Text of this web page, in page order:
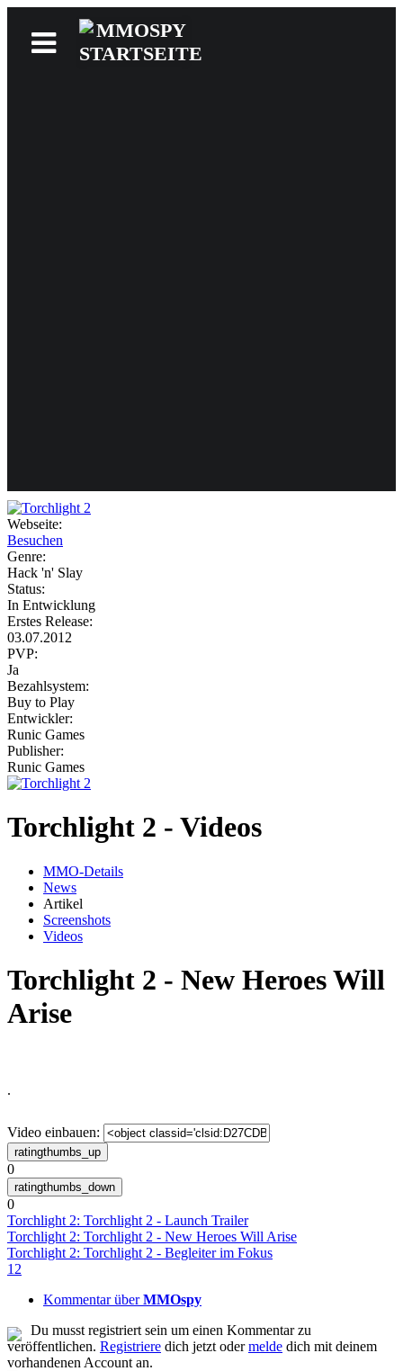
Webseite:
Besuchen
Genre:
Hack 'n' Slay
Status:
In Entwicklung
Erstes Release:
03.07.2012
PVP:
Ja
Bezahlsystem:
Buy to Play
Entwickler:
Runic Games
Publisher:
Runic Games
Torchlight 2 - Videos
MMO-Details
News
Artikel
Screenshots
Videos
Torchlight 2 - New Heroes Will
Arise
.
Video einbauen:
0
0
Torchlight 2: Torchlight 2 - Launch Trailer
Torchlight 2: Torchlight 2 - New Heroes Will Arise
Torchlight 2: Torchlight 2 - Begleiter im Fokus
1 2
Kommentar überMMOspy
Du musst registriert sein um einen Kommentar zu
veröffentlichen. Registriere dich jetzt odermelde dich mit deinem
vorhandenen Account an.